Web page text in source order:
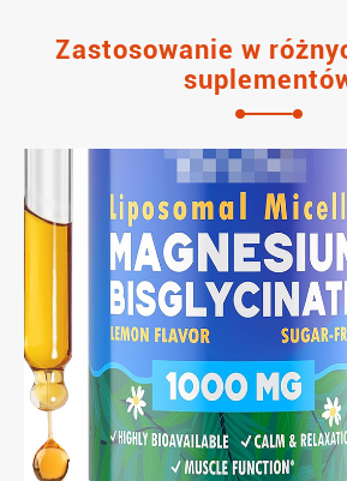
Zastosowanie w